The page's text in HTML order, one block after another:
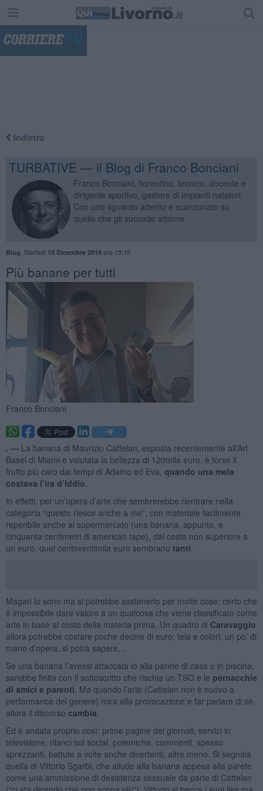
Indietro
TURBATIVE — il Blog di Franco Bonciani
Franco Bonciani, fiorentino, tecnico, docente e
dirigente sportivo, gestore di impianti natatori.
Con uno sguardo attento e scanzonato su
quello che gli succede attorno
Blog Martedì 10 Dicembre 2019ore 15:15
Più banane per tutti
Franco Bonciani
. — La banana di Maurizio Cattelan, esposta recentemente all’Art
Basel di Miami e valutata la bellezza di 120mila euro, è forse il
frutto più caro dai tempi di Adamo ed Eva, quando una mela
costava l’ira d’Iddio
In effetti, per un’opera d’arte che sembrerebbe rientrare nella
categoria “questo riesce anche a me”, con materiale facilmente
reperibile anche al supermercato (una banana, appunto, e
cinquanta centimetri di american tape), dal costo non superiore a
un euro, quei centoventimila euro sembrano tanti
Magari lo sono ma si potrebbe sostenerlo per molte cose: certo che
è impossibile dare valore a un qualcosa che viene classificato come
arte in base al costo della materia prima. Un quadro di Caravaggio
allora potrebbe costare poche decine di euro, tela e colori, un po’ di
mano d’opera, si potrà sapere…
Se una banana l’avessi attaccata io alla parete di casa o in piscina,
sarebbe finita con il sottoscritto che rischia un TSO e le pernacchie
di amici e parenti . Ma quando l’arte (Cattelan non è nuovo a
performance del genere) mira alla provocazione e far parlare di sè,
allora il discorso cambia
Ed è andata proprio così: prime pagine dei giornali, servizi in
televisione, rilanci sui social, polemiche, commenti, spesso
sprezzanti, battute a volte anche divertenti, altre meno. Si segnala
quella di Vittorio Sgarbi, che allude alla banana appesa alla parete
come una ammissione di desistenza sessuale da parte di Cattelan